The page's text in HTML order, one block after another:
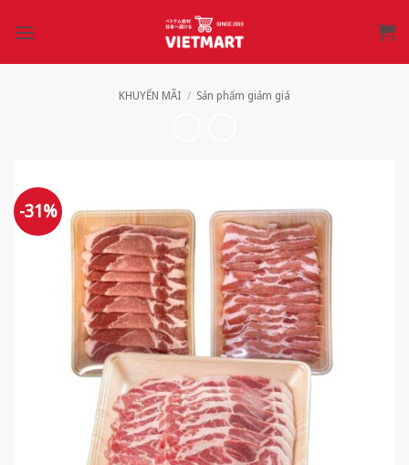
qua
KHUYẾN MÃI / Sản phẩm giảm giá
-31%